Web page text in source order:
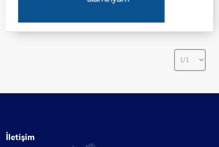
17 / +90 (530) 994 63 65 (Hafta Içi 08:00-18:00
Saatleri Arasında Ulaşım Sağlanabilir. (Yoğunluk
Whatsapp Üzerinden Başvurunuzu Anlatan Kısa
Mesaj Atarsanız, En Kısa Sürede Tarafınıza Dönüş
İletişim